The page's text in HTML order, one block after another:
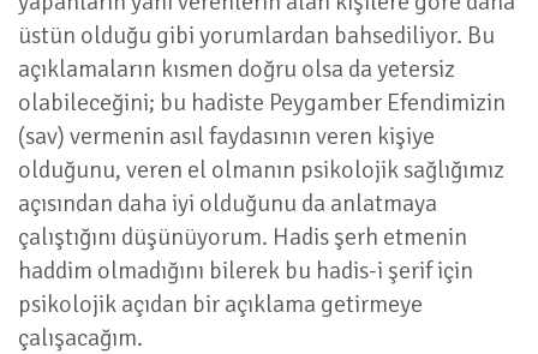
üstün olduğu gibi yorumlardan bahsediliyor. Bu
açıklamaların kısmen doğru olsa da yetersiz
olabileceğini; bu hadiste Peygamber Efendimizin
(sav) vermenin asıl faydasının veren kişiye
olduğunu, veren el olmanın psikolojik sağlığımız
açısından daha iyi olduğunu da anlatmaya
çalıştığını düşünüyorum. Hadis şerh etmenin
haddim olmadığını bilerek bu hadis-i şerif için
psikolojik açıdan bir açıklama getirmeye
çalışacağım.